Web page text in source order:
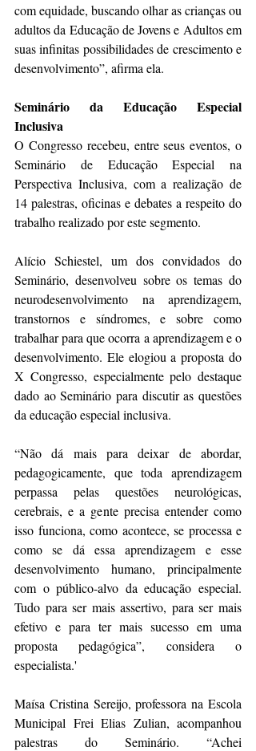
com equidade, buscando olhar as crianças ou
adultos da Educação de Jovens e Adultos em
suas infinitas possibilidades de crescimento e
desenvolvimento”, afirma ela.
Seminário da Educação Especial
Inclusiva
O Congresso recebeu, entre seus eventos, o
Seminário de Educação Especial na
Perspectiva Inclusiva, com a realização de
14 palestras, oficinas e debates a respeito do
trabalho realizado por este segmento.
Alício Schiestel, um dos convidados do
Seminário, desenvolveu sobre os temas do
neurodesenvolvimento na aprendizagem,
transtornos e síndromes, e sobre como
trabalhar para que ocorra a aprendizagem e o
desenvolvimento. Ele elogiou a proposta do
X Congresso, especialmente pelo destaque
dado ao Seminário para discutir as questões
da educação especial inclusiva.
“Não dá mais para deixar de abordar,
pedagogicamente, que toda aprendizagem
perpassa pelas questões neurológicas,
cerebrais, e a gente precisa entender como
isso funciona, como acontece, se processa e
como se dá essa aprendizagem e esse
desenvolvimento humano, principalmente
com o público-alvo da educação especial.
Tudo para ser mais assertivo, para ser mais
efetivo e para ter mais sucesso em uma
proposta pedagógica”, considera o
especialista.'
Maísa Cristina Sereijo, professora na Escola
Municipal Frei Elias Zulian, acompanhou
palestras do Seminário. “Achei